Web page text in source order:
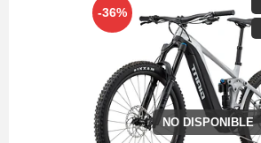
-36%
NO DISPONIBLE